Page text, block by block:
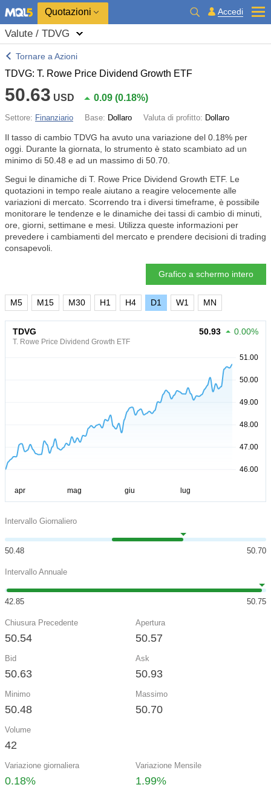
Quotazioni Accedi
Valute / TDVG
Tornare a Azioni
TDVG: T. Rowe Price Dividend Growth ETF
50.63 USD 0.09 (0.18%)
Settore: Finanziario Base: Dollaro Valuta di profitto: Dollaro
Il tasso di cambio TDVG ha avuto una variazione del 0.18% per
oggi. Durante la giornata, lo strumento è stato scambiato ad un
minimo di 50.48 e ad un massimo di 50.70.
Segui le dinamiche di T. Rowe Price Dividend Growth ETF. Le
quotazioni in tempo reale aiutano a reagire velocemente alle
variazioni di mercato. Scorrendo tra i diversi timeframe, è possibile
monitorare le tendenze e le dinamiche dei tassi di cambio di minuti,
ore, giorni, settimane e mesi. Utilizza queste informazioni per
prevedere i cambiamenti del mercato e prendere decisioni di trading
consapevoli.
Grafico a schermo intero
M5 M15 M30 H1 H4 D1 W1 MN
TDVG
T. Rowe Price Dividend Growth ETF
50.93 0.00%
Intervallo Giornaliero
50.48 50.70
Intervallo Annuale
42.85 50.75
Chiusura Precedente
50.54
Apertura
50.57
Bid
50.63
Ask
50.93
Minimo
50.48
Massimo
50.70
Volume
42
Variazione giornaliera
0.18%
Variazione Mensile
1.99%